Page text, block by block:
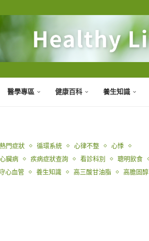
醫學專區 健康百科 養生知識
門症狀 循環系統 心律不整
心悸
臟病 疾病症狀查詢 看診科別
聰明飲食
心血管 養生知識 高三酸甘油脂
高膽固醇